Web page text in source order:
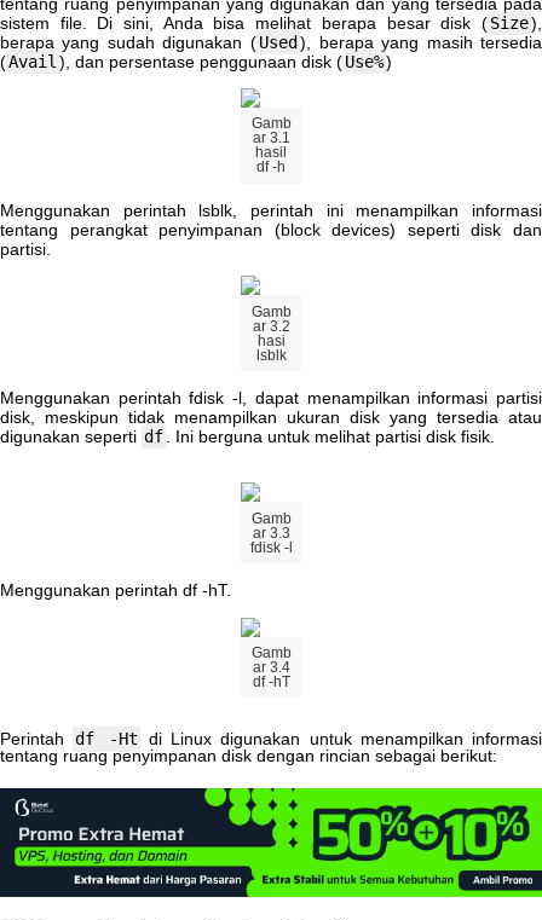
sistem
file. Di sini Anda bisa melihat berapa besar disk (Size)
berapa yang sudah digunakan (Used ) berapa yang masih tersedia
(Avail ) dan persentase penggunaan disk (Use%)
Gamb
ar 3.1
hasil
df -h
Menggunakan perintah lsblk perintah ini menampilkan
informasi
tentang
perangkat penyimpanan (block devices) seperti disk
dan
partisi
Gamb
ar 3 2
hasi
lsblk
Menggunakan perintah fdisk -l dapat menampilkan informasi partisi
disk
meskipun tidak menampilkan ukuran disk yang tersedia atau
digunakan seperti df Ini berguna untuk melihat partisi disk fisik
Gamb
ar 3 3
fdisk -l
Menggunakan perintah df -hT.
Gamb
ar 3.4
df -hT
Perintah df -Ht di Linux digunakan untuk menampilkan informasi
tentang ruang penyimpanan disk dengan rincian sebagai berikut: